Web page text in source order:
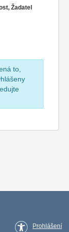
Žadatel
to,
Prohlášení